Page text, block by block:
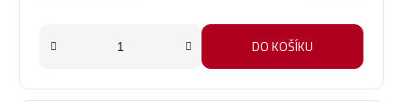
DO KOŠÍKU